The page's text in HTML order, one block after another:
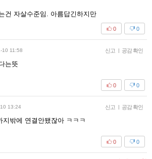
건 자살수준임. 아름답긴하지만
0
0
10 11:58 신고 | 공감 확인
는뜻
0
0
13:24 신고 | 공감 확인
지밖에 연결안됐잖아 ㅋㅋㅋ
0
0